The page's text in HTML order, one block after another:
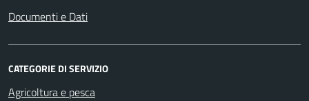
Documenti e Dati
CATEGORIE DI SERVIZIO
Agricoltura e pesca